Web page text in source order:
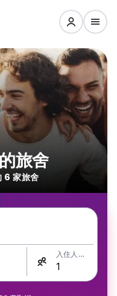
旅舍
6 家旅舍
入住人数